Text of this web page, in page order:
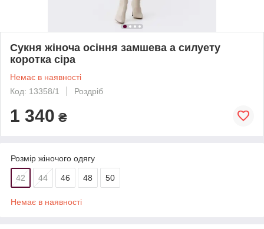
Сукня жіноча осіння замшева а силуету
коротка сіра
Немає в наявності
Код: 13358/1
Роздріб
1 340 ₴
Розмір жіночого одягу
42 44 46 48 50
Немає в наявності